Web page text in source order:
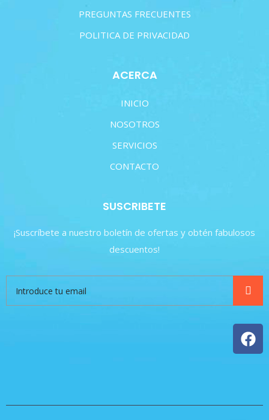
PREGUNTAS FRECUENTES
POLITICA DE PRIVACIDAD
ACERCA
INICIO
NOSOTROS
SERVICIOS
CONTACTO
SUSCRIBETE
¡Suscríbete a nuestro boletín de ofertas y obtén fabulosos
descuentos!